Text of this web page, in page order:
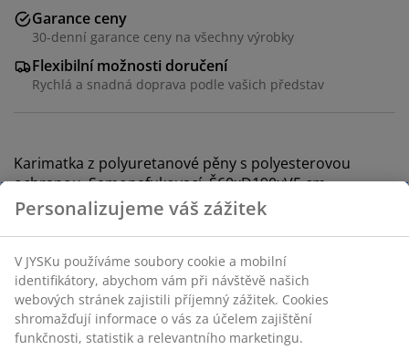
Garance ceny
30-denní garance ceny na všechny výrobky
Flexibilní možnosti doručení
Rychlá a snadná doprava podle vašich představ
Karimatka z polyuretanové pěny s polyesterovou
ochranou. Samonafukovací. Š60xD190xV5 cm
Návod k sestavení
Specifikace
Personalizujeme váš zážitek
V JYSKu používáme soubory cookie a mobilní
identifikátory, abychom vám při návštěvě našich
webových stránek zajistili příjemný zážitek. Cookies
shromažďují informace o vás za účelem zajištění
funkčnosti, statistik a relevantního marketingu.